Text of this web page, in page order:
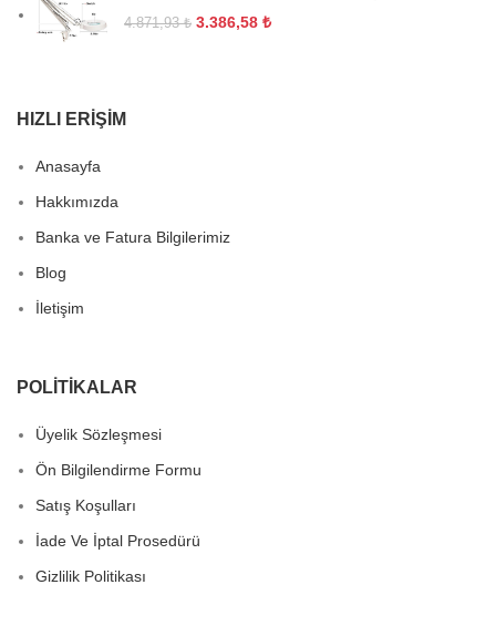
4.871,93₺ 3.386,58 ₺
HIZLI ERIŞIM
Anasayfa
Hakkımızda
Banka ve Fatura Bilgilerimiz
Blog
İletişim
POLITIKALAR
Üyelik Sözleşmesi
Ön Bilgilendirme Formu
Satış Koşulları
İade Ve İptal Prosedürü
Gizlilik Politikası